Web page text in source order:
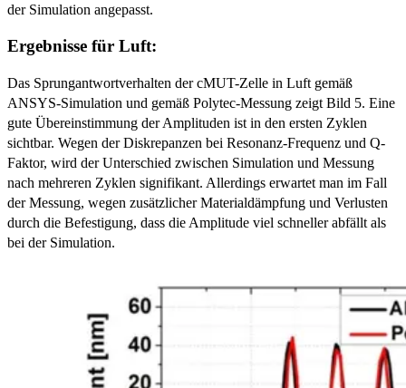
der Simulation angepasst.
Ergebnisse für Luft:
Das Sprungantwortverhalten der cMUT-Zelle in Luft gemäß
ANSYS-Simulation und gemäß Polytec-Messung zeigt Bild 5. Eine
gute Übereinstimmung der Amplituden ist in den ersten Zyklen
sichtbar. Wegen der Diskrepanzen bei Resonanz-Frequenz und Q-
Faktor, wird der Unterschied zwischen Simulation und Messung
nach mehreren Zyklen signifikant. Allerdings erwartet man im Fall
der Messung, wegen zusätzlicher Materialdämpfung und Verlusten
durch die Befestigung, dass die Amplitude viel schneller abfällt als
bei der Simulation.